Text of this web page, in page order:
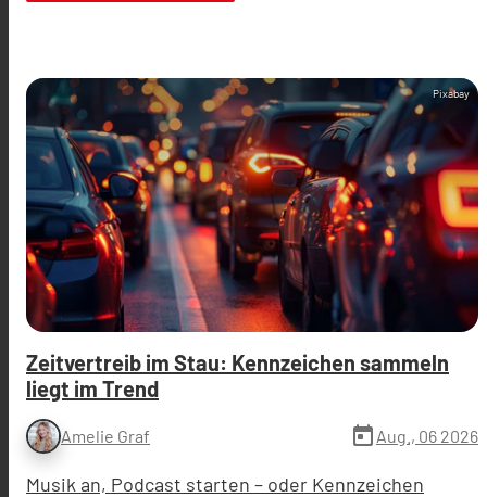
Pixabay
Zeitvertreib im Stau: Kennzeichen sammeln
liegt im Trend
Amelie Graf today Aug., 06 2026
Musik an, Podcast starten – oder Kennzeichen